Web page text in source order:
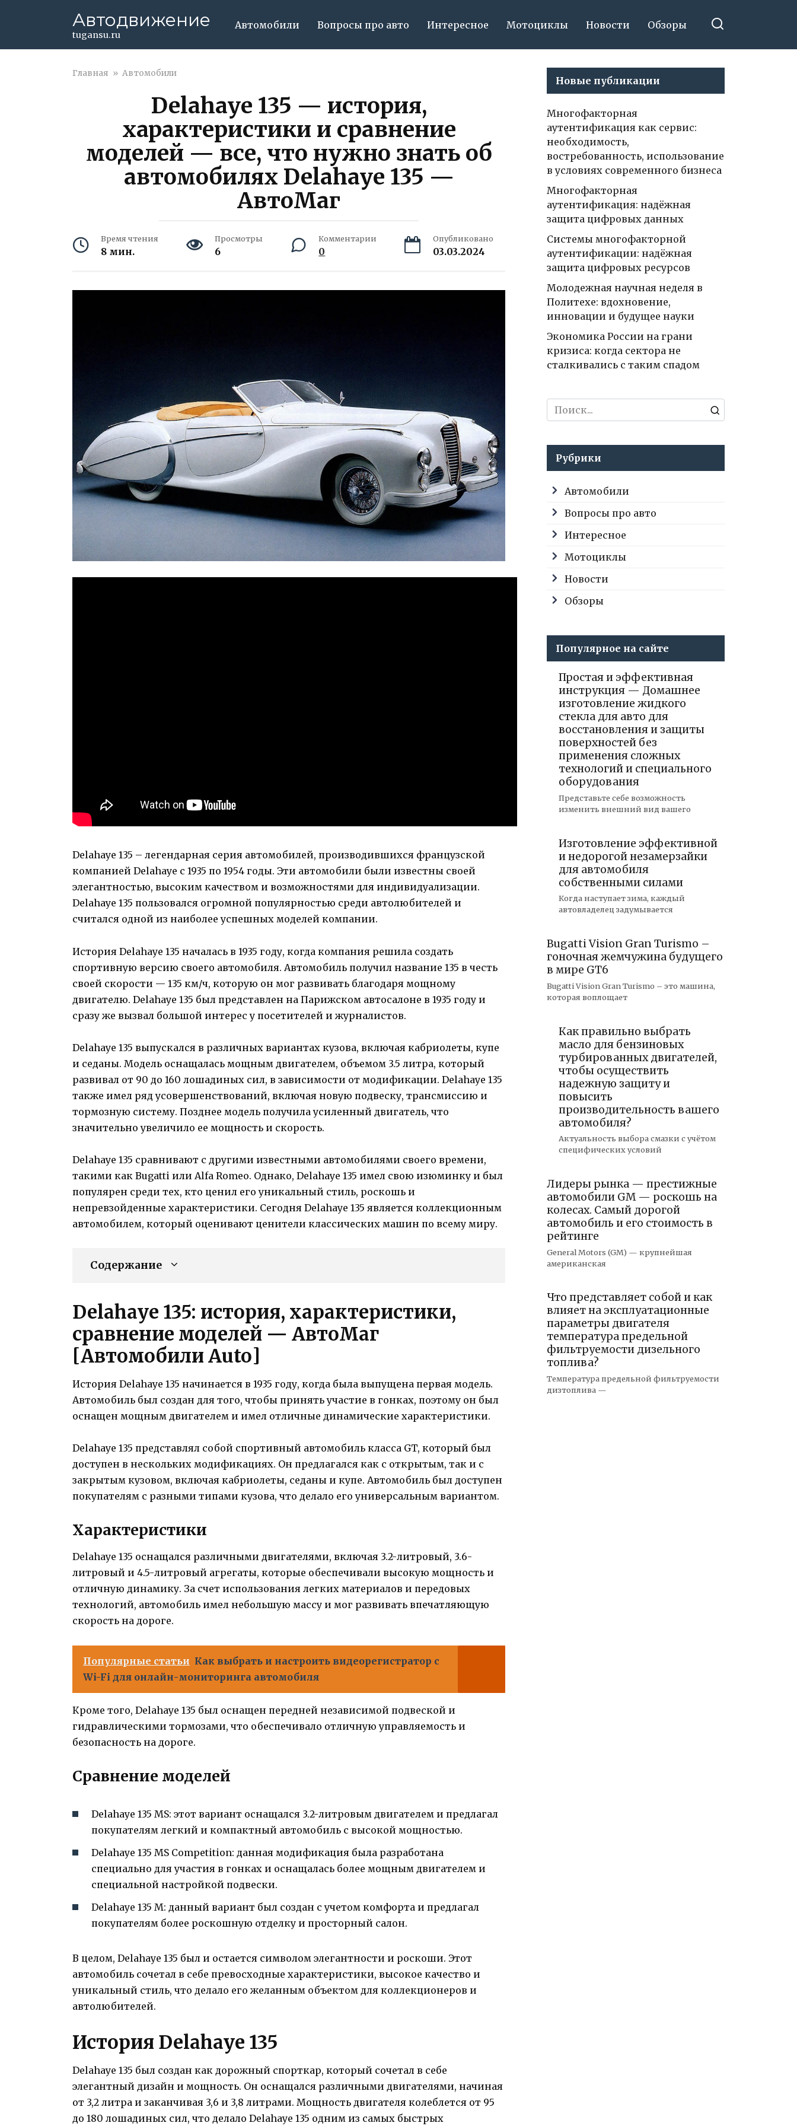
Автодвижение
tugansu.ru
Автомобили Вопросы про авто Интересное Мотоциклы Новости Обзоры
Главная » Автомобили
Delahaye 135 — история,
характеристики и сравнение
моделей — все, что нужно знать об
автомобилях Delahaye 135 —
АвтоМаг
Время чтения
8 мин.
Просмотры
6
Комментарии
0
Опубликовано
03.03.2024
Delahaye 135 – легендарная серия автомобилей, производившихся французской
компанией Delahaye с 1935 по 1954 годы. Эти автомобили были известны своей
элегантностью, высоким качеством и возможностями для индивидуализации.
Delahaye 135 пользовался огромной популярностью среди автолюбителей и
считался одной из наиболее успешных моделей компании.
История Delahaye 135 началась в 1935 году, когда компания решила создать
спортивную версию своего автомобиля. Автомобиль получил название 135 в честь
своей скорости — 135 км/ч, которую он мог развивать благодаря мощному
двигателю. Delahaye 135 был представлен на Парижском автосалоне в 1935 году и
сразу же вызвал большой интерес у посетителей и журналистов.
Delahaye 135 выпускался в различных вариантах кузова, включая кабриолеты, купе
и седаны. Модель оснащалась мощным двигателем, объемом 3.5 литра, который
развивал от 90 до 160 лошадиных сил, в зависимости от модификации. Delahaye 135
также имел ряд усовершенствований, включая новую подвеску, трансмиссию и
тормозную систему. Позднее модель получила усиленный двигатель, что
значительно увеличило ее мощность и скорость.
Delahaye 135 сравнивают с другими известными автомобилями своего времени,
такими как Bugatti или Alfa Romeo. Однако, Delahaye 135 имел свою изюминку и был
популярен среди тех, кто ценил его уникальный стиль, роскошь и
непревзойденные характеристики. Сегодня Delahaye 135 является коллекционным
автомобилем, который оценивают ценители классических машин по всему миру.
Содержание
Delahaye 135: история, характеристики,
сравнение моделей — АвтоМаг
[Автомобили Auto]
История Delahaye 135 начинается в 1935 году, когда была выпущена первая модель.
Автомобиль был создан для того, чтобы принять участие в гонках, поэтому он был
оснащен мощным двигателем и имел отличные динамические характеристики.
Delahaye 135 представлял собой спортивный автомобиль класса GT, который был
доступен в нескольких модификациях. Он предлагался как с открытым, так и с
закрытым кузовом, включая кабриолеты, седаны и купе. Автомобиль был доступен
покупателям с разными типами кузова, что делало его универсальным вариантом.
Характеристики
Delahaye 135 оснащался различными двигателями, включая 3.2-литровый, 3.6-
литровый и 4.5-литровый агрегаты, которые обеспечивали высокую мощность и
отличную динамику. За счет использования легких материалов и передовых
технологий, автомобиль имел небольшую массу и мог развивать впечатляющую
скорость на дороге.
Популярные статьи Как выбрать и настроить видеорегистратор с
Wi-Fi для онлайн-мониторинга автомобиля
Кроме того, Delahaye 135 был оснащен передней независимой подвеской и
гидравлическими тормозами, что обеспечивало отличную управляемость и
безопасность на дороге.
Сравнение моделей
Delahaye 135 MS: этот вариант оснащался 3.2-литровым двигателем и предлагал
покупателям легкий и компактный автомобиль с высокой мощностью.
Delahaye 135 MS Competition: данная модификация была разработана
специально для участия в гонках и оснащалась более мощным двигателем и
специальной настройкой подвески.
Delahaye 135 M: данный вариант был создан с учетом комфорта и предлагал
покупателям более роскошную отделку и просторный салон.
В целом, Delahaye 135 был и остается символом элегантности и роскоши. Этот
автомобиль сочетал в себе превосходные характеристики, высокое качество и
уникальный стиль, что делало его желанным объектом для коллекционеров и
автолюбителей.
История Delahaye 135
Delahaye 135 был создан как дорожный спорткар, который сочетал в себе
элегантный дизайн и мощность. Он оснащался различными двигателями, начиная
от 3,2 литра и заканчивая 3,6 и 3,8 литрами. Мощность двигателя колеблется от 95
до 180 лошадиных сил, что делало Delahaye 135 одним из самых быстрых
Новые публикации
Многофакторная
аутентификация как сервис:
необходимость,
востребованность, использование
в условиях современного бизнеса
Многофакторная
аутентификация: надёжная
защита цифровых данных
Системы многофакторной
аутентификации: надёжная
защита цифровых ресурсов
Молодежная научная неделя в
Политехе: вдохновение,
инновации и будущее науки
Экономика России на грани
кризиса: когда сектора не
сталкивались с таким спадом
Search
for:
Рубрики
Автомобили
Вопросы про авто
Интересное
Мотоциклы
Новости
Обзоры
Популярное на сайте
Простая и эффективная
инструкция — Домашнее
изготовление жидкого
стекла для авто для
восстановления и защиты
поверхностей без
применения сложных
технологий и специального
оборудования
Представьте себе возможность
изменить внешний вид вашего
Изготовление эффективной
и недорогой незамерзайки
для автомобиля
собственными силами
Когда наступает зима, каждый
автовладелец задумывается
Bugatti Vision Gran Turismo –
гоночная жемчужина будущего
в мире GT6
Bugatti Vision Gran Turismo – это машина,
которая воплощает
Как правильно выбрать
масло для бензиновых
турбированных двигателей,
чтобы осуществить
надежную защиту и
повысить
производительность вашего
автомобиля?
Актуальность выбора смазки с учётом
специфических условий
Лидеры рынка — престижные
автомобили GM — роскошь на
колесах. Самый дорогой
автомобиль и его стоимость в
рейтинге
General Motors (GM) — крупнейшая
американская
Что представляет собой и как
влияет на эксплуатационные
параметры двигателя
температура предельной
фильтруемости дизельного
топлива?
Температура предельной фильтруемости
дизтоплива —